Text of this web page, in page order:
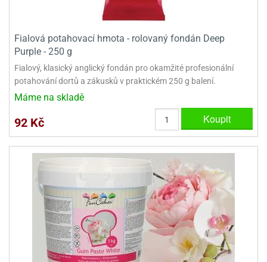
Fialová potahovací hmota - rolovaný fondán Deep
Purple - 250 g
Fialový, klasický anglický fondán pro okamžité profesionální
potahování dortů a zákusků v praktickém 250 g balení.
Máme na skladě
92 Kč Koupit